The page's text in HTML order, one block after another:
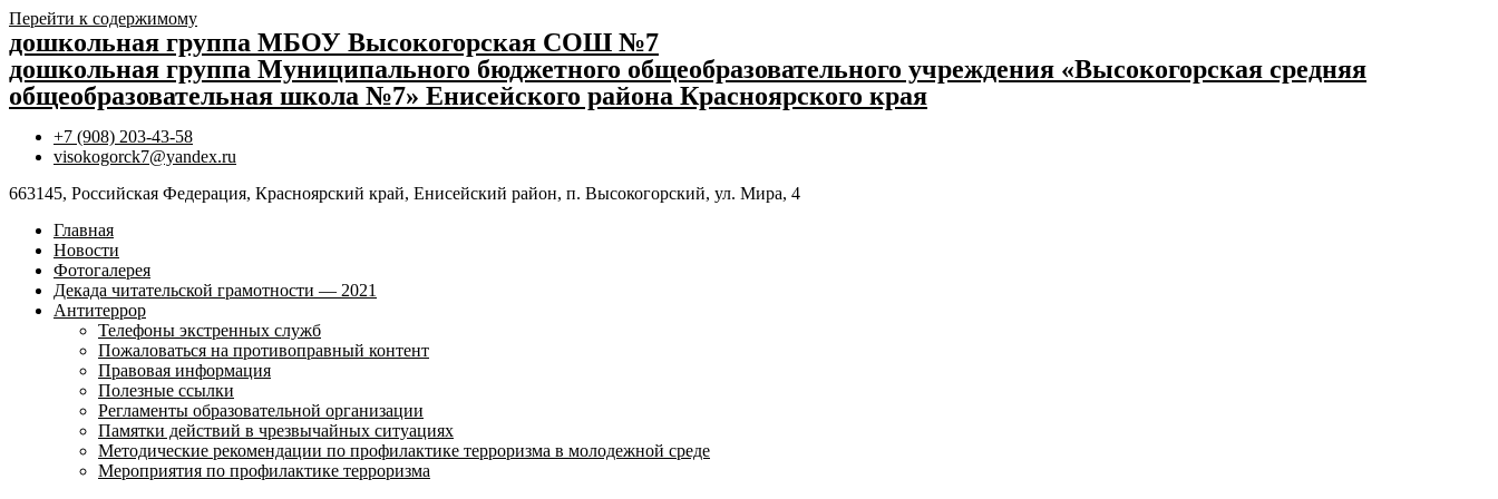
Перейти к содержимому
дошкольная группа МБОУ Высокогорская СОШ №7
дошкольная группа Муниципального бюджетного общеобразовательного учреждения «Высокогорская средняя
общеобразовательная школа №7» Енисейского района Красноярского края
+7 (908) 203-43-58
visokogorck7@yandex.ru
663145, Российская Федерация, Красноярский край, Енисейский район, п. Высокогорский, ул. Мира, 4
Главная
Новости
Фотогалерея
Декада читательской грамотности — 2021
Антитеррор
Телефоны экстренных служб
Пожаловаться на противоправный контент
Правовая информация
Полезные ссылки
Регламенты образовательной организации
Памятки действий в чрезвычайных ситуациях
Методические рекомендации по профилактике терроризма в молодежной среде
Мероприятия по профилактике терроризма